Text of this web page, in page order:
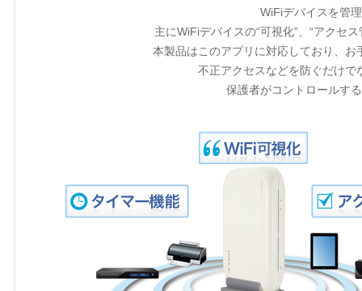
WiFiデバイスを管
主にWiFiデバイスの“可視化”、“アクセ
本製品はこのアプリに対応しており、
不正アクセスなどを防ぐだけ
保護者がコントロールす